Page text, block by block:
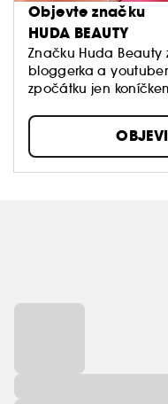
Objevte značku
HUDA BEAUTY
Značku Huda Beauty
bloggerka a
zpočátku jen
Celý svět uchvátily
rtěnky Liquid Matte
měli také dnes již